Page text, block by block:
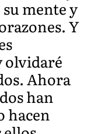
mente y
Y
olvidaré
Ahora
han
hacen